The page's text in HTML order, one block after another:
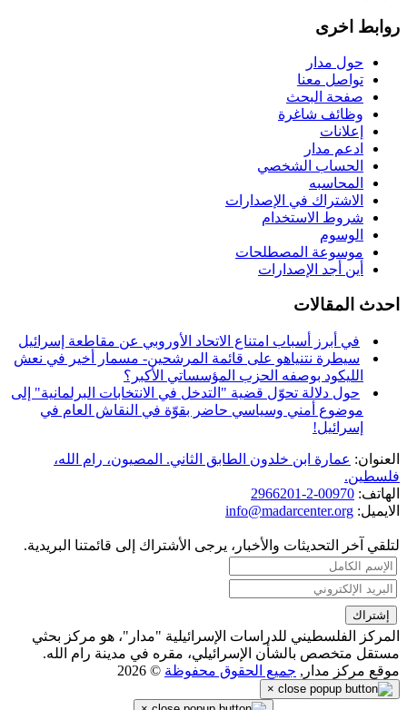
روابط اخرى
حول مدار
تواصل معنا
صفحة البحث
وظائف شاغرة
إعلانات
ادعم مدار
الحساب الشخصي
المحاسبه
الاشتراك في الإصدارات
شروط الاستخدام
الوسوم
موسوعة المصطلحات
أين أجد الإصدارات
احدث المقالات
في أبرز أسباب امتناع الاتحاد الأوروبي عن مقاطعة إسرائيل
سيطرة نتنياهو على قائمة المرشحين- مسمار أخير في نعش
الليكود بوصفه الحزب المؤسساتي الأكبر؟
حول دلالة تحوّل قضية "التدخل في الانتخابات البرلمانية" إلى
موضوع أمني وسياسي حاضر بقوّة في النقاش العام في
إسرائيل!
العنوان: عمارة ابن خلدون الطابق الثاني. المصيون، رام الله،
فلسطين.
الهاتف: 00970-2-2966201
الايميل: info@madarcenter.org
لتلقي آخر التحديثات والأخبار، يرجى الأشتراك إلى قائمتنا البريدية.
المركز الفلسطيني للدراسات الإسرائيلية "مدار"، هو مركز بحثي
مستقل متخصص بالشأن الإسرائيلي، مقره في مدينة رام الله.
موقع مركز مدار, جميع الحقوق محفوظة © 2026
×